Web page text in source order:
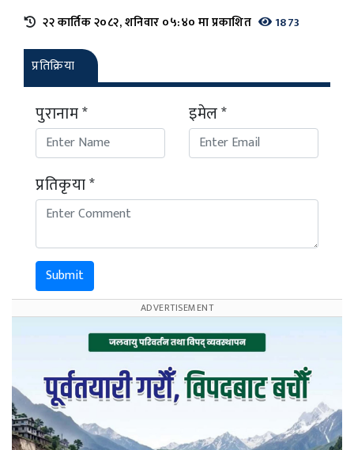
२२ कार्तिक २०८२, शनिवार ०५:४० मा प्रकाशित 1873
प्रतिक्रिया
पुरानाम * इमेल *
प्रतिकृया *
Submit